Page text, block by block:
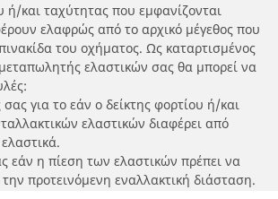
ή/και ταχύτητας που εμφανίζονται
ελαφρώς από το αρχικό μέγεθος που
του οχήματος. Ως καταρτισμένος
ελαστικών σας θα μπορεί να
για το εάν ο δείκτης φορτίου ή/και
ελαστικών διαφέρει από
εάν η πίεση των ελαστικών πρέπει να
προτεινόμενη εναλλακτική διάσταση.